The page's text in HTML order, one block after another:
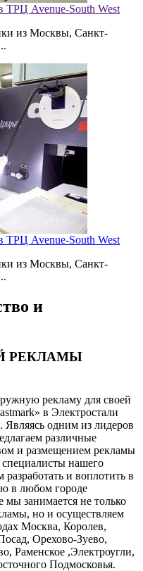
ТРЦ Avenue-South West
из Москвы, Санкт-
ТРЦ Avenue-South West
из Москвы, Санкт-
и
РЕКЛАМЫ
рекламу для своей
в Электростали
одним из лидеров
различные
и размещением рекламы
нашего
и воплотить в
в любом городе
занимается не только
но и осуществляем
Москва, Королев,
Орехово-Зуево,
Раменское ,Электроугли,
Подмосковья.